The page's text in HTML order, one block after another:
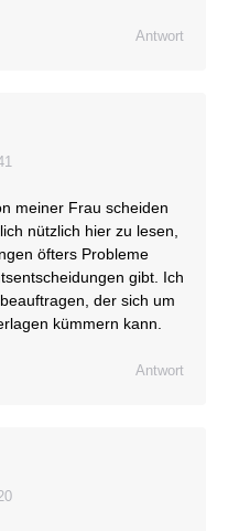
Antwort
meiner Frau scheiden
nützlich hier zu lesen,
öfters Probleme
gibt. Ich
der sich um
kümmern kann.
Antwort